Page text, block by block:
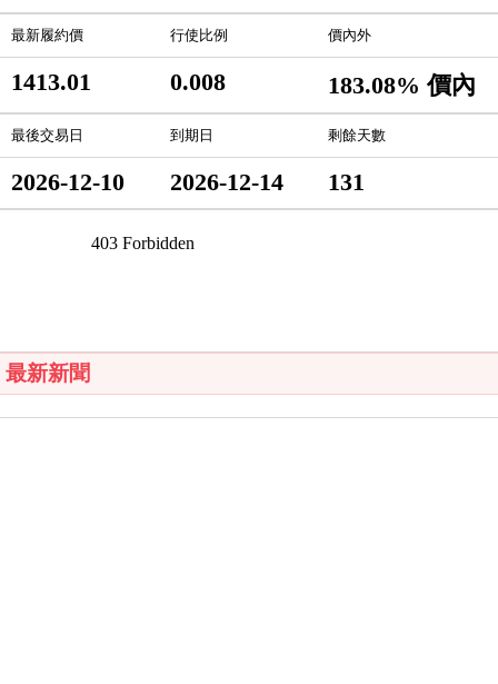
最新履約價 行使比例 價內外
1413.01 0.008 183.08% 價內
最後交易日 到期日 剩餘天數
2026-12-10 2026-12-14 131
最新新聞